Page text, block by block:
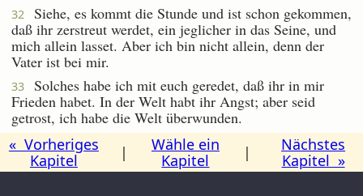
32
Siehe, es kommt die Stunde und ist schon gekommen,
daß ihr zerstreut werdet, ein jeglicher in das Seine, und
mich allein lasset. Aber ich bin nicht allein, denn der
Vater ist bei mir.
33
Solches habe ich mit euch geredet, daß ihr in mir
Frieden habet. In der Welt habt ihr Angst; aber seid
getrost, ich habe die Welt überwunden.
« Vorheriges
Kapitel
|
Wähle ein
Kapitel
|
Nächstes
Kapitel »